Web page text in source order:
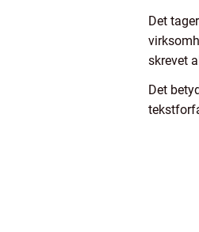
Det
skrevet
Det